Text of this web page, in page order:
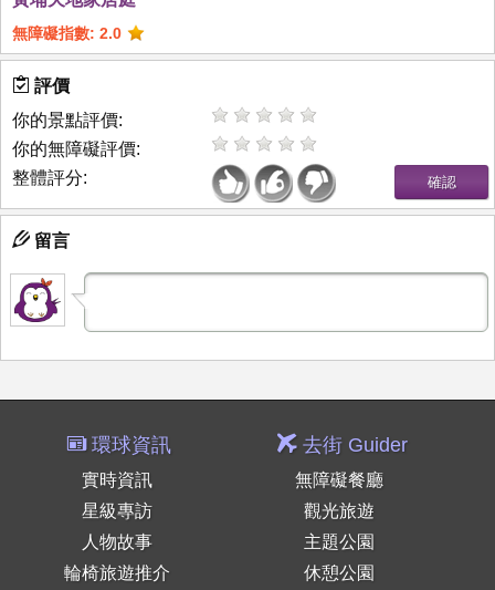
無障礙指數: 2.0
評價
你的景點評價:
你的無障礙評價:
整體評分:
留言
環球資訊
實時資訊
星級專訪
人物故事
輪椅旅遊推介
去街 Guider
無障礙餐廳
觀光旅遊
主題公園
休憩公園